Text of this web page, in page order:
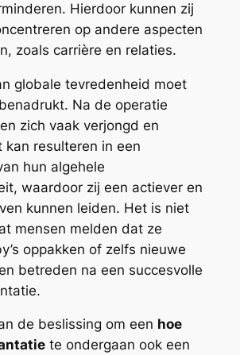
Hierdoor kunnen zij
op andere aspecten
zoals carrière en relaties.
globale tevredenheid moet
Na de operatie
zich vaak verjongd en
kan resulteren in een
hun algehele
waardoor zij een actiever en
kunnen leiden. Het is niet
mensen melden dat ze
oppakken of zelfs nieuwe
betreden na een succesvolle
de beslissing om een hoe
te ondergaan ook een